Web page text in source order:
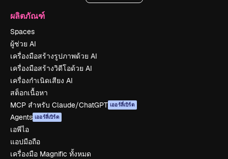
ผลิตภัณฑ์
Spaces
ผู้ช่วย AI
เครื่องมือสร้างรูปภาพด้วย AI
เครื่องมือสร้างวิดีโอด้วย AI
เครื่องกำเนิดเสียง AI
สต็อกเนื้อหา
MCP สำหรับ Claude/ChatGPT เออร์ลี่เบิร์ด
Agents เออร์ลี่เบิร์ด
เอพีไอ
แอปมือถือ
เครื่องมือ Magnific ทั้งหมด